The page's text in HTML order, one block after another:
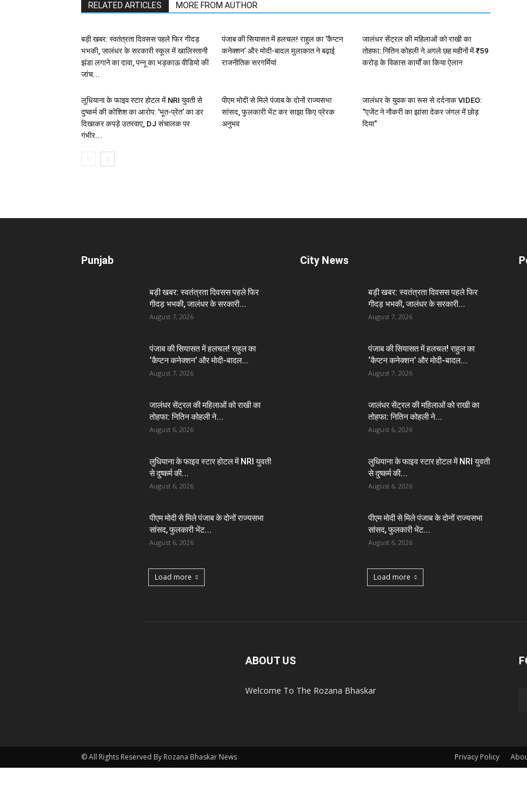
RELATED ARTICLES MORE FROM AUTHOR
बड़ी खबर: स्वतंत्रता दिवसस पहले फिर गीदड़
भभकी, जालंधर के सरकारी स्कूल में खालिस्तानी
झंडा लगाने का दावा, पन्नू का भड़काऊ वीडियो की
जांच...
पंजाब की सियासत में हलचल! राहुल का ‘कैप्टन
कनेक्शन’ और मोदी-बादल मुलाकात ने बढ़ाई
राजनीतिक सरगर्मियां
जालंधर सेंट्रल की महिलाओं को राखी का
तोहफा: नितिन कोहली ने अगले छह महीनों में ₹59
करोड़ के विकास कार्यों का किया ऐलान
लुधियाना के फाइव स्टार होटल में NRI युवती से
दुष्कर्म की कोशिश का आरोप: ‘भूत-प्रेत’ का डर
दिखाकर कपड़े उतरवाए, DJ संचालक पर
गंभीर...
पीएम मोदी से मिले पंजाब के दोनों राज्यसभा
सांसद, फुलकारी भेंट कर साझा किए प्रेरक
अनुभव
जालंधर के युवक का रूस से दर्दनाक VIDEO:
“एजेंट ने नौकरी का झांसा देकर जंगल में छोड़
दिया”
Punjab
बड़ी खबर: स्वतंत्रता दिवसस पहले फिर
गीदड़ भभकी, जालंधर के सरकारी...
August 7, 2026
पंजाब की सियासत में हलचल! राहुल का
‘कैप्टन कनेक्शन’ और मोदी-बादल...
August 7, 2026
जालंधर सेंट्रल की महिलाओं को राखी का
तोहफा: नितिन कोहली ने...
August 6, 2026
लुधियाना के फाइव स्टार होटल में NRI युवती
से दुष्कर्म की...
August 6, 2026
पीएम मोदी से मिले पंजाब के दोनों राज्यसभा
सांसद, फुलकारी भेंट...
August 6, 2026
Load more
City News
बड़ी खबर: स्वतंत्रता दिवसस पहले फिर
गीदड़ भभकी, जालंधर के सरकारी...
August 7, 2026
पंजाब की सियासत में हलचल! राहुल का
‘कैप्टन कनेक्शन’ और मोदी-बादल...
August 7, 2026
जालंधर सेंट्रल की महिलाओं को राखी का
तोहफा: नितिन कोहली ने...
August 6, 2026
लुधियाना के फाइव स्टार होटल में NRI युवती
से दुष्कर्म की...
August 6, 2026
पीएम मोदी से मिले पंजाब के दोनों राज्यसभा
सांसद, फुलकारी भेंट...
August 6, 2026
Load more
ABOUT US
Welcome To The Rozana Bhaskar
Privacy Policy
© All Rights Reserved By Rozana Bhaskar News